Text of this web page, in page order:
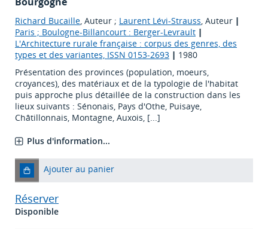
Richard Bucaille, Auteur ; Laurent Lévi-Strauss, Auteur |
Paris ; Boulogne-Billancourt : Berger-Levrault |
L'Architecture rurale française : corpus des genres, des
types et des variantes, ISSN 0153-2693 | 1980
Présentation des provinces (population, moeurs,
croyances), des matériaux et de la typologie de l'habitat
puis approche plus détaillée de la construction dans les
lieux suivants : Sénonais, Pays d'Othe, Puisaye,
Châtillonnais, Montagne, Auxois, [...]
Plus d'information...
Ajouter au panier
Réserver
Disponible